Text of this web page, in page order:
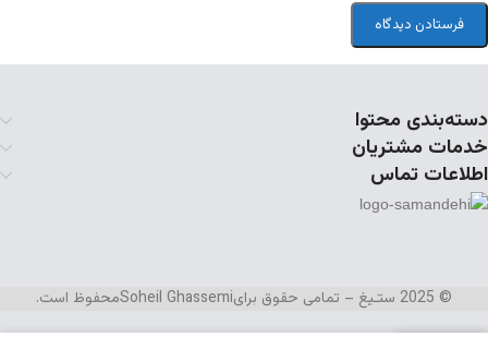
دسته‌بندی محتوا
خدمات مشتریان
اطلاعات تماس
© 2025 ستـیغ – تمامی حقوق برای Soheil Ghassemiمحفوظ است.